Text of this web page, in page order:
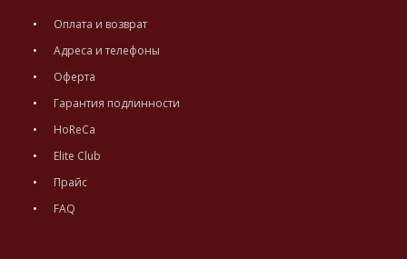
Оплата и возврат
Адреса и телефоны
Оферта
Гарантия подлинности
HoReCa
Elite Club
Прайс
FAQ